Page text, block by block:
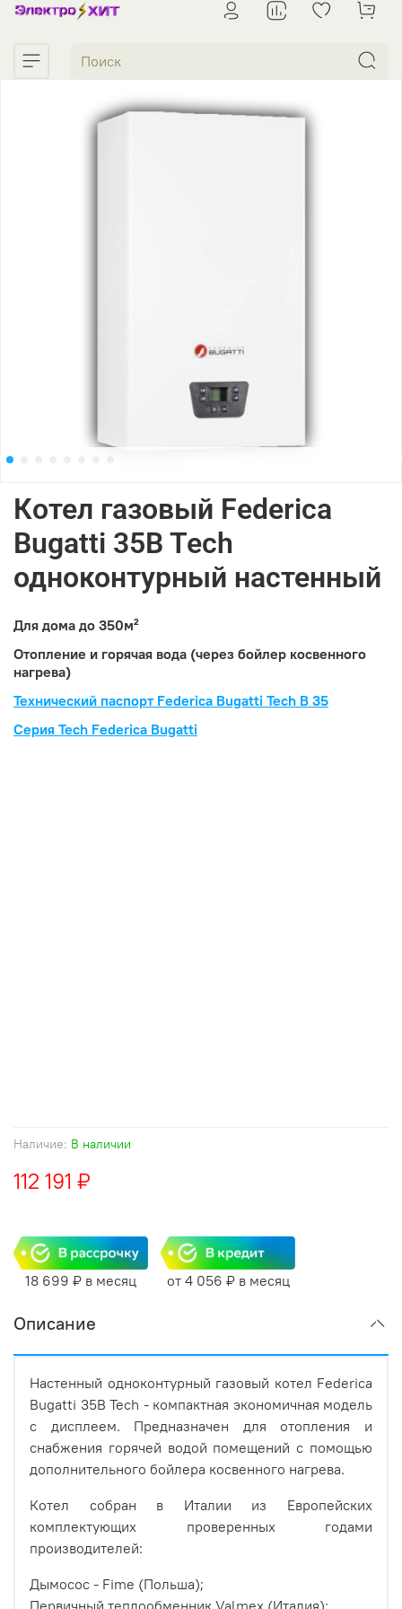
Наличие: В наличии
18 699 ₽ в месяц от 4 056 ₽ в месяц
Котел газовый Federica
Bugatti 35B Tech
одноконтурный настенный
112 191 ₽
Для дома до 350м²
Отопление и горячая вода (через бойлер косвенного
нагрева)
Технический паспорт Federica Bugatti Tech B 35
Серия Tech Federica Bugatti
Описание
Настенный одноконтурный газовый котел Federica
Bugatti 35B Tech - компактная экономичная модель
с дисплеем. Предназначен для отопления и
снабжения горячей водой помещений с помощью
дополнительного бойлера косвенного нагрева.
Котел собран в Италии из Европейских
комплектующих проверенных годами
производителей:
Дымосос - Fime (Польша);
Первичный теплообменник Valmex (Италия);